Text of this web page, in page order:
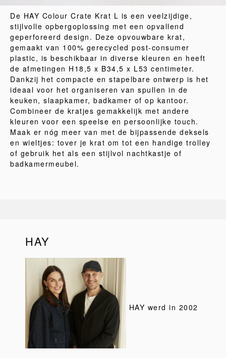
De HAY Colour Crate Krat L is een veelzijdige,
stijlvolle opbergoplossing met een opvallend
geperforeerd design. Deze opvouwbare krat,
gemaakt van 100% gerecycled post-consumer
plastic, is beschikbaar in diverse kleuren en heeft
de afmetingen H18,5 x B34,5 x L53 centimeter.
Dankzij het compacte en stapelbare ontwerp is het
ideaal voor het organiseren van spullen in de
keuken, slaapkamer, badkamer of op kantoor.
Combineer de kratjes gemakkelijk met andere
kleuren voor een speelse en persoonlijke touch.
Maak er nóg meer van met de bijpassende deksels
en wieltjes: tover je krat om tot een handige trolley
of gebruik het als een stijlvol nachtkastje of
badkamermeubel.
HAY
HAY werd in 2002